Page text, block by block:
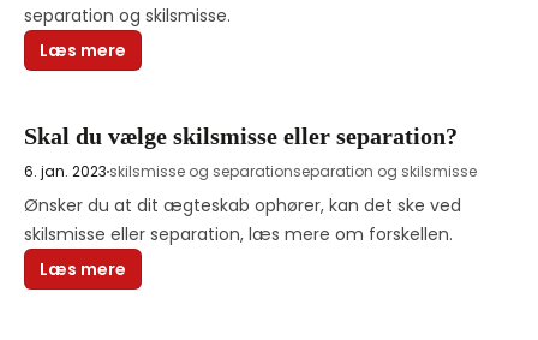
Læs mere
Skal du vælge skilsmisse eller separation?
6. jan. 2023 skilsmisse og separationseparation og skilsmisse
Ønsker du at dit ægteskab ophører, kan det ske ved
skilsmisse eller separation, læs mere om forskellen.
Læs mere